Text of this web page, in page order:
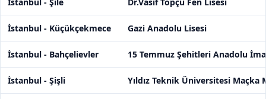
İstanbul - Küçükçekmece Gazi Anadolu Lisesi
İstanbul - Bahçelievler 15 Temmuz Şehitleri Anadolu
İstanbul - Şişli Yıldız Teknik Üniversitesi